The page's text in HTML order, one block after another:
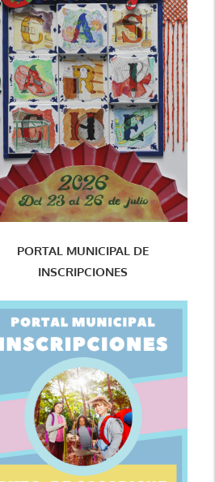
PORTAL MUNICIPAL DE
INSCRIPCIONES